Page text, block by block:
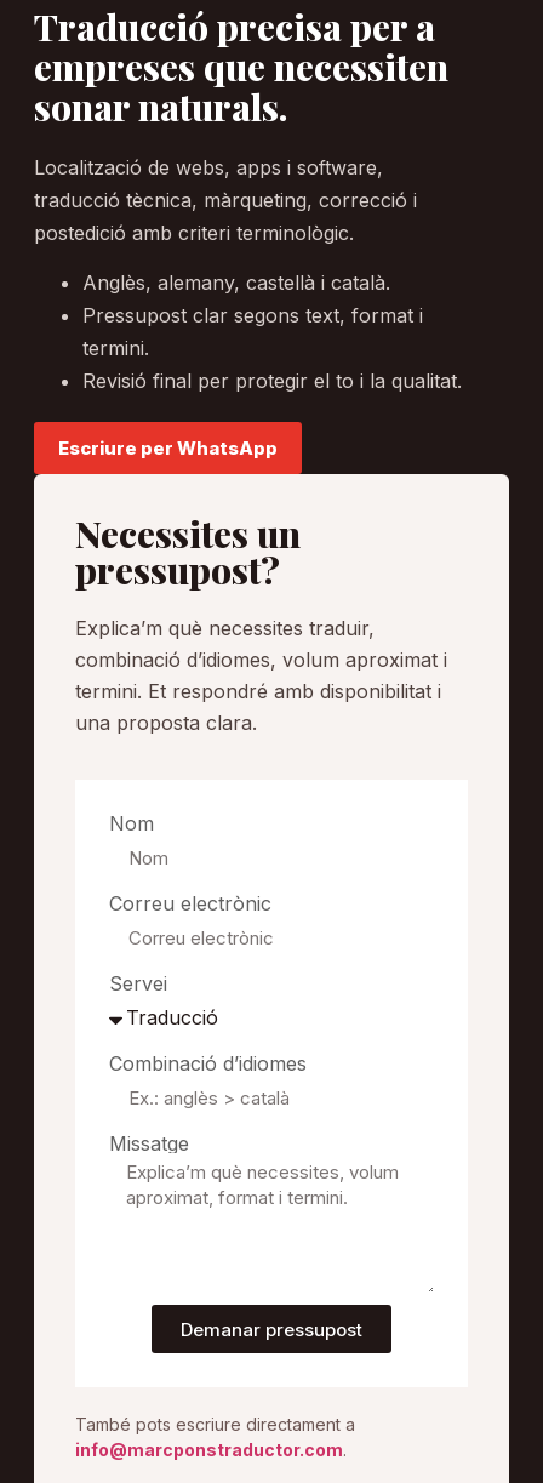
Traducció precisa per a
empreses que necessiten
sonar naturals.
Localització de webs, apps i software,
traducció tècnica, màrqueting, correcció i
postedició amb criteri terminològic.
Anglès, alemany, castellà i català.
Pressupost clar segons text, format i
termini.
Revisió final per protegir el to i la qualitat.
Escriure per WhatsApp
Necessites un
pressupost?
Explica’m què necessites traduir,
combinació d’idiomes, volum aproximat i
termini. Et respondré amb disponibilitat i
una proposta clara.
Nom
Correu electrònic
Servei
Combinació d’idiomes
Missatge
Demanar pressupost
També pots escriure directament a
info@marcponstraductor.com.